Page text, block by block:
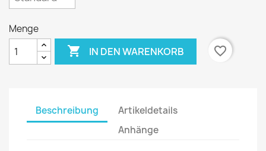
Menge
 IN DEN WARENKORB favorite_border
Beschreibung
Artikeldetails
Anhänge